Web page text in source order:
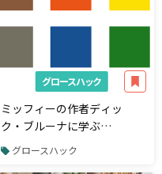
グロースハック
ミッフィーの作者ディッ
ク・ブルーナに学ぶ
「UI/UX」5つのポイント
グロースハック